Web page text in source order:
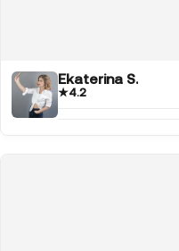
Ekaterina S.
★4.2